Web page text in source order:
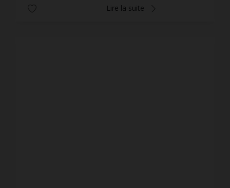
Lire la suite